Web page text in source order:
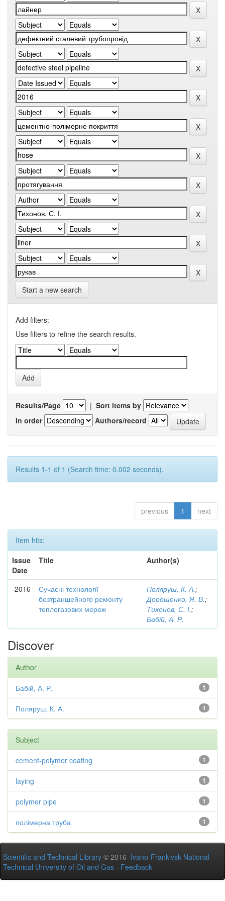
Start a new search
Add filters:
Use filters to refine the search results.
Results/Page | Sort items by
In order
Authors/record
Results 1-1 of 1 (Search time: 0.002 seconds).
previous 1 next
Item hits:
Issue
Date
Title Author(s)
2016
Сучасні технології
безтраншейного ремонту
теплогазових мереж
Поляруш, К. А.;
Дорошенко, Я. В.;
Тихонов, С. І.;
Бабій, А. Р.
Discover
Author
1
Бабій, А. Р.
1
Поляруш, К. А.
Subject
1
cement-polymer coating
1
laying
1
polymer pipe
1
полімерна труба
Scientific and Technical Library © 2016 Ivano-Frankivsk National
Technical University of Oil and Gas - Feedback